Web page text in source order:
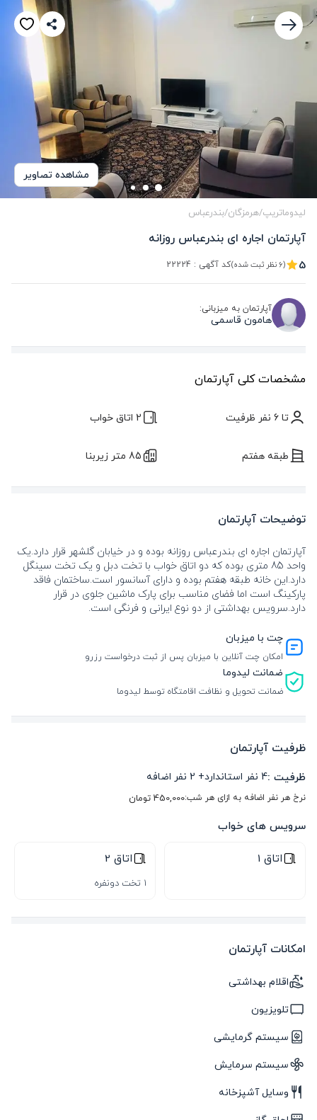
مشاهده تصاویر
لیدوماتریپ/هرمزگان/بندرعباس
آپارتمان اجاره ای بندرعباس روزانه
5 (6 نظر ثبت شده) کد آگهی : 22224
آپارتمان به میزبانی:
هامون قاسمی
مشخصات کلی آپارتمان
تا 6 نفر ظرفیت 2 اتاق خواب
طبقه هفتم 85 متر زیربنا
توضیحات آپارتمان
آپارتمان اجاره ای بندرعباس روزانه بوده و در خیابان گلشهر قرار دارد.یک
واحد 85 متری بوده که دو اتاق خواب با تخت دبل و یک تخت سینگل
دارد.این خانه طبقه هفتم بوده و دارای آسانسور است.ساختمان فاقد
پارکینگ است اما فضای مناسب برای پارک ماشین جلوی در قرار
دارد.سرویس بهداشتی از دو نوع ایرانی و فرنگی است.
چت با میزبان
امکان چت آنلاین با میزبان پس از ثبت درخواست رزرو
ضمانت لیدوما
ضمانت تحویل و نظافت اقامتگاه توسط لیدوما
ظرفیت آپارتمان
ظرفیت :4 نفر استاندارد+
2 نفر اضافه
نرخ هر نفر اضافه به ازای هر شب:450,000تومان
سرویس های خواب
اتاق 1
اتاق 2
1 تخت دونفره
امکانات آپارتمان
اقلام بهداشتی
تلویزیون
سیستم گرمایشی
سیستم سرمایش
وسایل آشپزخانه